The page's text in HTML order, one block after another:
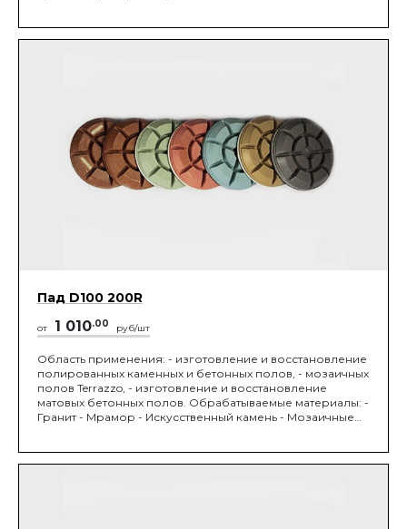
Пад D100 200R
от 1 010.00 руб/шт
Область применения: - изготовление и восстановление
полированных каменных и бетонных полов, - мозаичных
полов Terrazzo, - изготовление и восстановление
матовых бетонных полов. Обрабатываемые материалы: -
Гранит - Мрамор - Искусственный камень - Мозаичные